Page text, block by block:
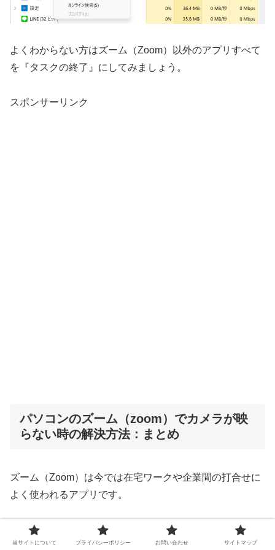
よくわからない方はズーム（Zoom）以外のアプリすべて
を『タスクの終了』にしてみましょう。
スポンサーリンク
パソコンのズーム（zoom）でカメラが映
らない時の解決方法：まとめ
ズーム（Zoom）は今では在宅ワークや企業間の打合せに
よく使われるアプリです。
プライベートでもオンライン飲み会や大切な人と顔を見な
がら話せる事ができる非常に便利なアプリですね。
当サイトについて プライバシーポリシー お問い合わせ サイトマップ